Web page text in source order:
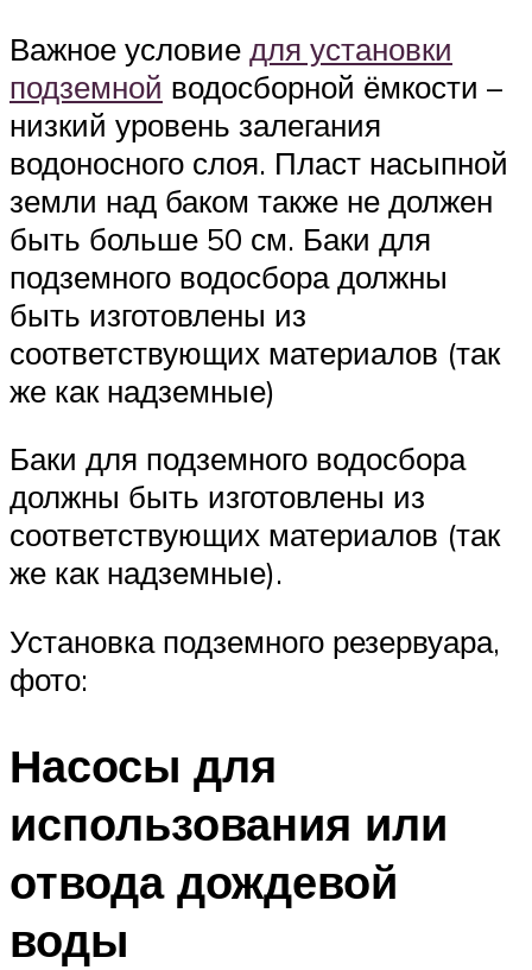
Важное условие для установки
подземной водосборной ёмкости –
низкий уровень залегания
водоносного слоя. Пласт насыпной
земли над баком также не должен
быть больше 50 см. Баки для
подземного водосбора должны
быть изготовлены из
соответствующих материалов (так
же как надземные)
Баки для подземного водосбора
должны быть изготовлены из
соответствующих материалов (так
же как надземные).
Установка подземного резервуара,
фото:
Насосы для
использования или
отвода дождевой
воды